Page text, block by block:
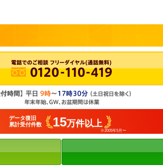
データ復旧
累計受付件数
15万件以上
※2005年5月〜